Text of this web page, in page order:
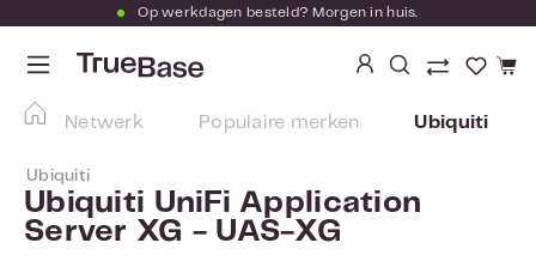
Ga naar de hoofdinhoud
Op werkdagen besteld? Morgen in huis.
Je
Netwerk Populaire merken Ubiquiti
Ubiquiti
Ubiquiti UniFi Application
Server XG - UAS-XG